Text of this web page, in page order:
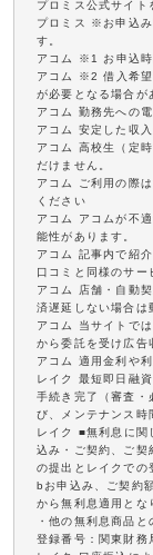
プロミス公式サイト
プロミス ※お申込み
す。
アコム ※1 お申込時
アコム ※2 借入希望
が必要となる場合が
アコム 勤務先への
アコム 安定した収
アコム 高校生（定
だけません。
アコム ご利用の際
ください
アコム アコムが不
能性があります。
アコム 記事内で紹
口コミと同様のサー
アコム 店舗・自動
済遅延しない場合は
アコム 当サイトで
から委託を受け広告
アコム 適用金利や
レイク 最短即日融
手続き完了（審査・
び、メンテナンス時
レイク ■無利息に
込み・ご契約、ご
の提出とレイクで
bお申込み、ご契約
から無利息適用とな
・他の無利息商品
登録番号：関東財